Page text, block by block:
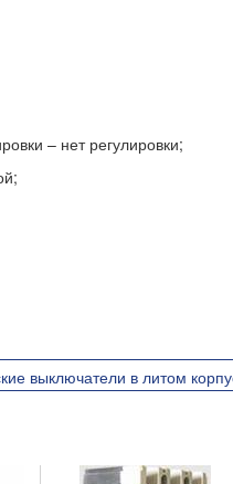
– нет регулировки;
выключатели в литом